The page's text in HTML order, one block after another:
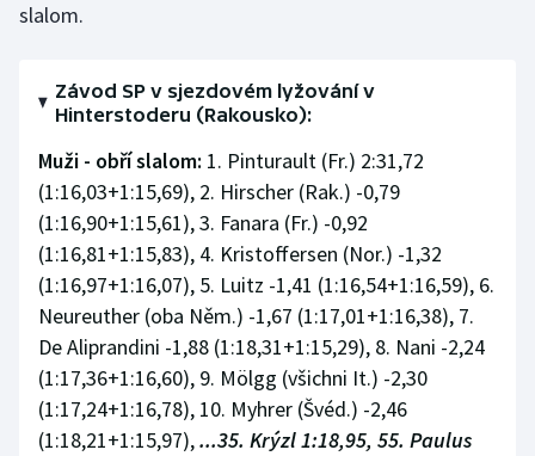
Ragby
Short track
Sportovní střelba
Stolní tenis
Triatlon
Veslování
slalom.
Závod SP v sjezdovém lyžování v
Hinterstoderu (Rakousko):
Muži - obří slalom: 1. Pinturault (Fr.) 2:31,72
(1:16,03+1:15,69), 2. Hirscher (Rak.) -0,79
(1:16,90+1:15,61), 3. Fanara (Fr.) -0,92
(1:16,81+1:15,83), 4. Kristoffersen (Nor.) -1,32
(1:16,97+1:16,07), 5. Luitz -1,41 (1:16,54+1:16,59), 6.
Neureuther (oba Něm.) -1,67 (1:17,01+1:16,38), 7.
De Aliprandini -1,88 (1:18,31+1:15,29), 8. Nani -2,24
(1:17,36+1:16,60), 9. Mölgg (všichni It.) -2,30
(1:17,24+1:16,78), 10. Myhrer (Švéd.) -2,46
(1:18,21+1:15,97),...35. Krýzl 1:18,95, 55. Paulus